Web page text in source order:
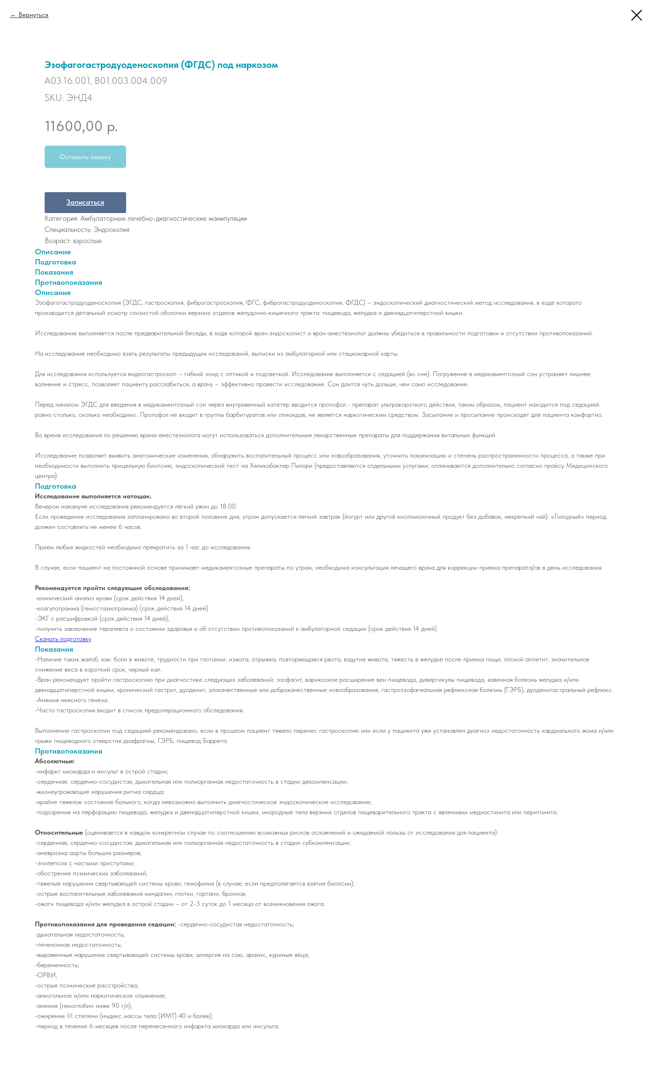
Вернуться
Эзофагогастродуоденоскопия (ФГДС) под наркозом
А03.16.001, B01.003.004.009
SKU: ЭНД4
11600,00 р.
Оставить заявку
Записаться
Категория: Амбулаторные лечебно-диагностические манипуляции
Специальность: Эндоскопия
Возраст: взрослые
Описание
Подготовка
Показания
Противопоказания
Описание
Эзофагогастродуоденоскопия (ЭГДС; гастроскопия; фиброгастроскопия, ФГС; фиброгастродуоденоскопия, ФГДС) – эндоскопический диагностический метод исследования, в ходе которого
производится детальный осмотр слизистой оболочки верхних отделов желудочно-кишечного тракта: пищевода, желудка и двенадцатиперстной кишки.
Исследование выполняется после предварительной беседы, в ходе которой врач-эндоскопист и врач-анестезиолог должны убедиться в правильности подготовки и отсутствии противопоказаний.
На исследование необходимо взять результаты предыдущих исследований, выписки из амбулаторной или стационарной карты.
Для исследования используется видеогастроскоп – гибкий зонд с оптикой и подсветкой. Исследование выполняется с седацией (во сне). Погружение в медикаментозный сон устраняет лишнее
волнение и стресс, позволяет пациенту расслабиться, а врачу – эффективно провести исследование. Сон длится чуть дольше, чем само исследование.
Перед началом ЭГДС для введения в медикаментозный сон через внутривенный катетер вводится пропофол - препарат ультракороткого действия, таким образом, пациент находится под седацией
ровно столько, сколько необходимо. Пропофол не входит в группы барбитуратов или опиоидов, не является наркотическим средством. Засыпание и просыпание происходят для пациента комфортно.
Во время исследования по решению врача-анестезиолога могут использоваться дополнительные лекарственные препараты для поддержания витальных функций.
Исследование позволяет выявить анатомические изменения, обнаружить воспалительный процесс или новообразования, уточнить локализацию и степень распространенности процесса, а также при
необходимости выполнить прицельную биопсию, эндоскопический тест на Хеликобактер Пилори (предоставляются отдельными услугами, оплачиваются дополнительно согласно прайсу Медицинского
центра).
Подготовка
Исследование выполняется натощак.
Вечером накануне исследования рекомендуется лёгкий ужин до 18.00.
Если проведение исследования запланировано во второй половине дня, утром допускается легкий завтрак (йогурт или другой кисломолочный продукт без добавок, некрепкий чай). «Голодный» период
должен составлять не менее 6 часов.
Прием любых жидкостей необходимо прекратить за 1 час до исследования.
В случае, если пациент на постоянной основе принимает медикаментозные препараты по утрам, необходима консультация лечащего врача для коррекции приема препарата/ов в день исследования.
Рекомендуется пройти следующие обследования:
-клинический анализ крови (срок действия 14 дней),
-коагулограмма (гемостазиограмма) (срок действия 14 дней)
-ЭКГ с расшифровкой (срок действия 14 дней),
-получить заключение терапевта о состоянии здоровья и об отсутствии противопоказаний к амбулаторной седации (срок действия 14 дней).
Скачать подготовку
Показания
-Наличие таких жалоб, как: боли в животе, трудности при глотании, изжога, отрыжка, повторяющаяся рвота, вздутие живота, тяжесть в желудке после приема пищи, плохой аппетит, значительное
снижение веса в короткий срок, черный кал.
-Врач рекомендует пройти гастроскопию при диагностике следующих заболеваний: эзофагит, варикозное расширение вен пищевода, дивертикулы пищевода, язвенная болезнь желудка и/или
двенадцатиперстной кишки, хронический гастрит, дуоденит, злокачественные или доброкачественные новообразования, гастроэзофагеальная рефлюксная болезнь (ГЭРБ), дуоденогастральный рефлюкс.
-Анемия неясного генеза.
-Часто гастроскопия входит в список предоперационного обследования.
Выполнение гастроскопии под седацией рекомендовано, если в прошлом пациент тяжело перенес гастроскопию или если у пациента уже установлен диагноз недостаточность кардиального жома и/или
грыжи пищеводного отверстия диафрагмы, ГЭРБ, пищевод Баррета.
Противопоказания
Абсолютные:
-инфаркт миокарда и инсульт в острой стадии;
-сердечная, сердечно-сосудистая, дыхательная или полиорганная недостаточность в стадии декомпенсации;
-жизнеугрожающие нарушения ритма сердца;
-крайне тяжелое состояние больного, когда невозможно выполнить диагностическое эндоскопическое исследование;
-подозрение на перфорацию пищевода, желудка и двенадцатиперстной кишки, инородные тела верхних отделов пищеварительного тракта с явлениями медиастинита или перитонита.
Относительные (оценивается в каждом конкретном случае по соотношению возможных рисков осложнений и ожидаемой пользы от исследования для пациента):
-сердечная, сердечно-сосудистая, дыхательная или полиорганная недостаточность в стадии субкомпенсации;
-аневризма аорты больших размеров;
-эпилепсия с частыми приступами;
-обострение психических заболеваний;
-тяжелые нарушения свертывающей системы крови, гемофилия (в случае, если предполагается взятие биопсии);
-острые воспалительные заболевания миндалин, глотки, гортани, бронхов;
-ожоги пищевода и/или желудка в острой стадии – от 2-3 суток до 1 месяца от возникновения ожога.
Противопоказания для проведения седации: -сердечно-сосудистая недостаточность;
-дыхательная недостаточность;
-печеночная недостаточность;
-выраженные нарушения свертывающей системы крови; аллергия на сою, арахис, куриные яйца;
-беременность;
-ОРВИ;
-острые психические расстройства;
-алкогольное и/или наркотическое опьянение;
-анемия (гемоглобин ниже 90 г/л);
-ожирение III степени (индекс массы тела (ИМТ) 40 и более);
-период в течение 6 месяцев после перенесенного инфаркта миокарда или инсульта.